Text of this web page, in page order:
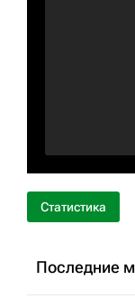
Статистика
Последние